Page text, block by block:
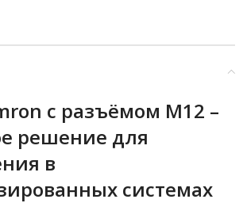
с разъёмом M12 –
решение для
в
системах